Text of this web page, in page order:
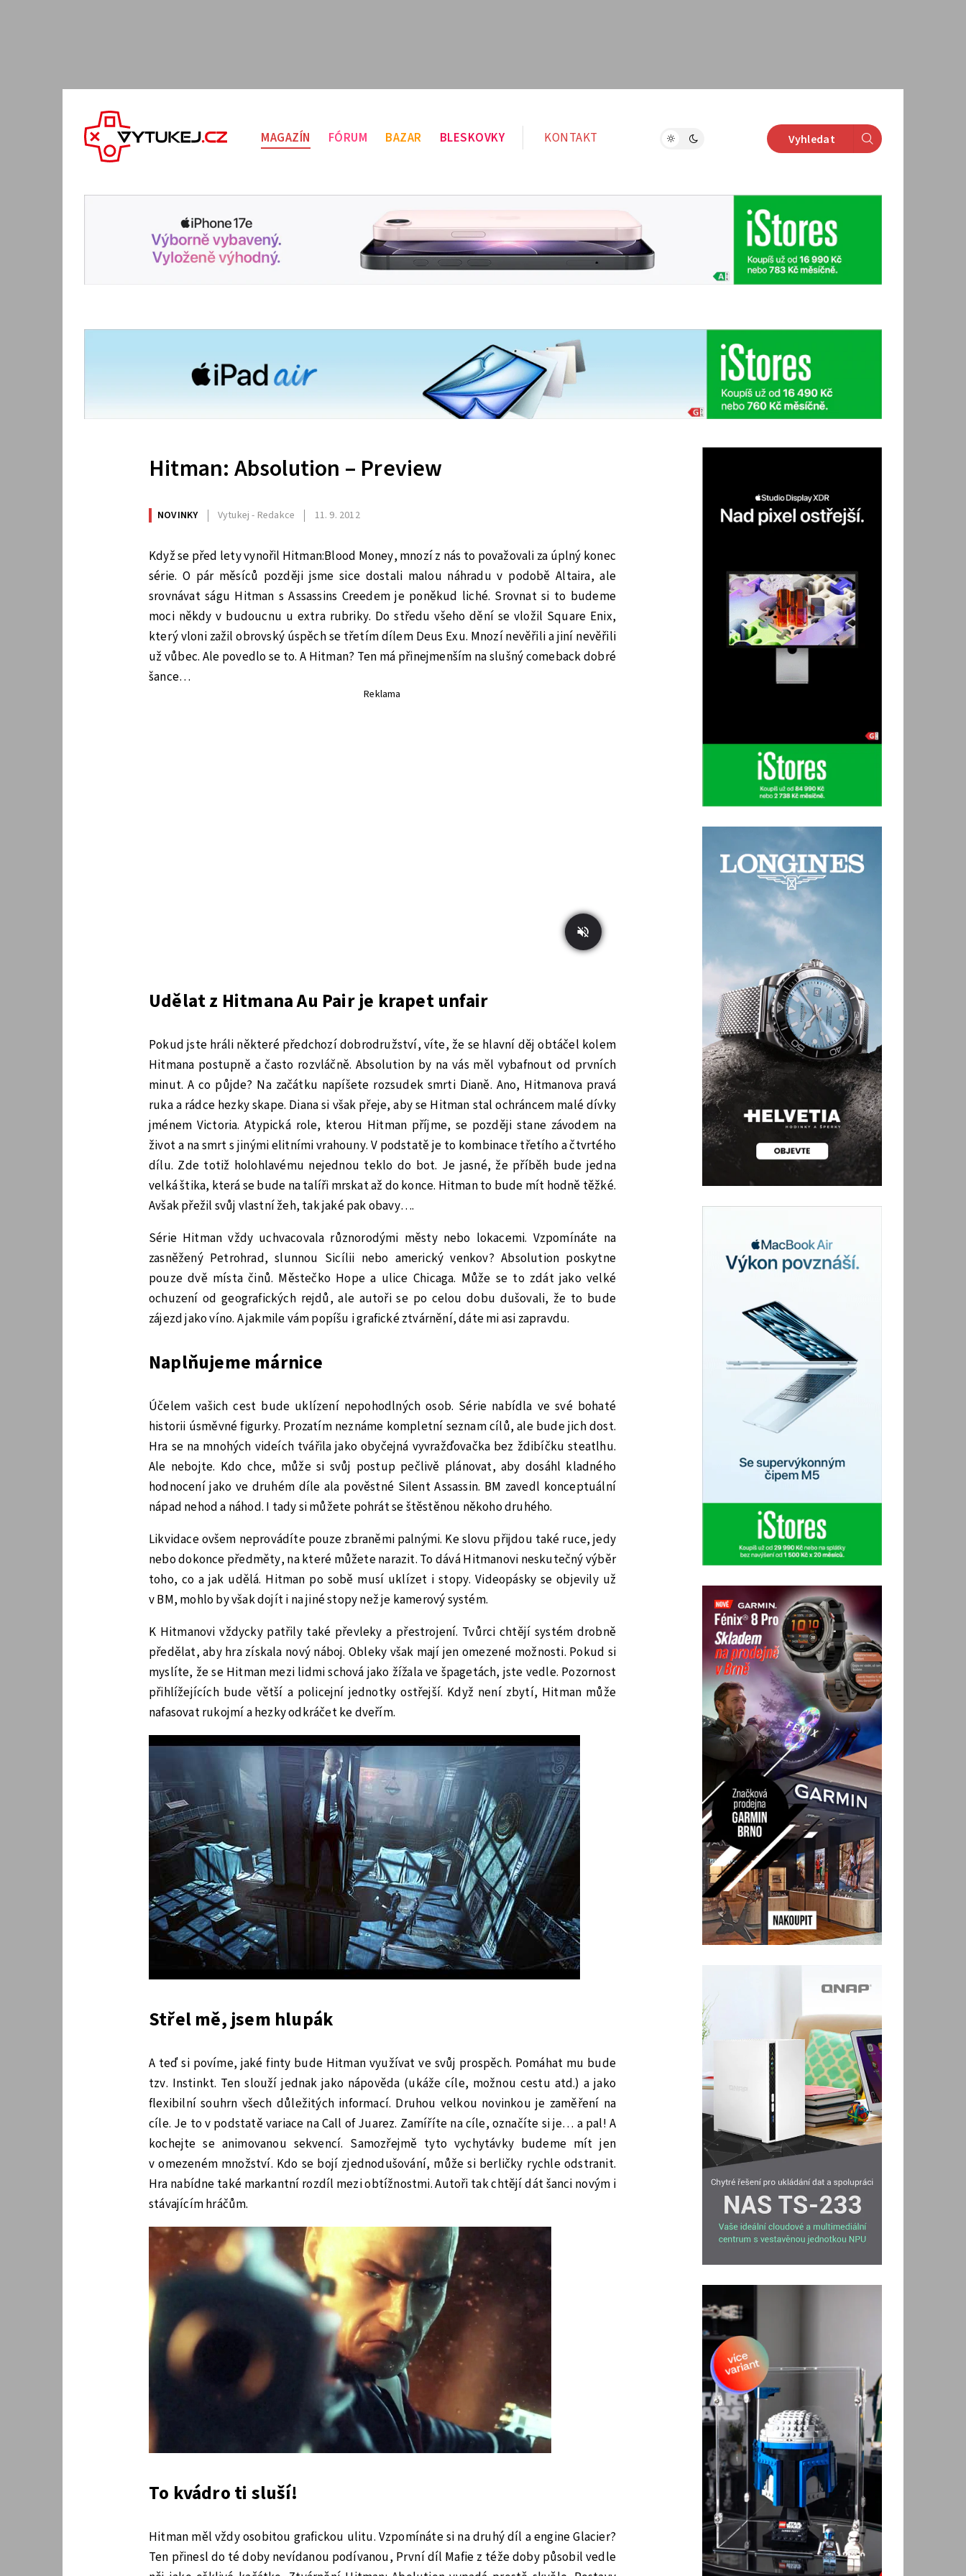
MAGAZÍN FÓRUM BAZAR BLESKOVKY KONTAKT Vyhledat
Hitman: Absolution – Preview
NOVINKY Vytukej - Redakce 11. 9. 2012
Když se před lety vynořil Hitman:Blood Money, mnozí z nás to považovali za úplný konec
série. O pár měsíců později jsme sice dostali malou náhradu v podobě Altaira, ale
srovnávat ságu Hitman s Assassins Creedem je poněkud liché. Srovnat si to budeme
moci někdy v budoucnu u extra rubriky. Do středu všeho dění se vložil Square Enix,
který vloni zažil obrovský úspěch se třetím dílem Deus Exu. Mnozí nevěřili a jiní nevěřili
už vůbec. Ale povedlo se to. A Hitman? Ten má přinejmenším na slušný comeback dobré
šance…
Reklama
Udělat z Hitmana Au Pair je krapet unfair
Pokud jste hráli některé předchozí dobrodružství, víte, že se hlavní děj obtáčel kolem
Hitmana postupně a často rozvláčně. Absolution by na vás měl vybafnout od prvních
minut. A co půjde? Na začátku napíšete rozsudek smrti Dianě. Ano, Hitmanova pravá
ruka a rádce hezky skape. Diana si však přeje, aby se Hitman stal ochráncem malé dívky
jménem Victoria. Atypická role, kterou Hitman příjme, se později stane závodem na
život a na smrt s jinými elitními vrahouny. V podstatě je to kombinace třetího a čtvrtého
dílu. Zde totiž holohlavému nejednou teklo do bot. Je jasné, že příběh bude jedna
velká štika, která se bude na talíři mrskat až do konce. Hitman to bude mít hodně těžké.
Avšak přežil svůj vlastní žeh, tak jaké pak obavy….
Série Hitman vždy uchvacovala různorodými městy nebo lokacemi. Vzpomínáte na
zasněžený Petrohrad, slunnou Sicílii nebo americký venkov? Absolution poskytne
pouze dvě místa činů. Městečko Hope a ulice Chicaga. Může se to zdát jako velké
ochuzení od geografických rejdů, ale autoři se po celou dobu dušovali, že to bude
zájezd jako víno. A jakmile vám popíšu i grafické ztvárnění, dáte mi asi zapravdu.
Naplňujeme márnice
Účelem vašich cest bude uklízení nepohodlných osob. Série nabídla ve své bohaté
historii úsměvné figurky. Prozatím neznáme kompletní seznam cílů, ale bude jich dost.
Hra se na mnohých videích tvářila jako obyčejná vyvražďovačka bez ždibíčku steatlhu.
Ale nebojte. Kdo chce, může si svůj postup pečlivě plánovat, aby dosáhl kladného
hodnocení jako ve druhém díle ala pověstné Silent Assassin. BM zavedl konceptuální
nápad nehod a náhod. I tady si můžete pohrát se štěstěnou někoho druhého.
Likvidace ovšem neprovádíte pouze zbraněmi palnými. Ke slovu přijdou také ruce, jedy
nebo dokonce předměty, na které můžete narazit. To dává Hitmanovi neskutečný výběr
toho, co a jak udělá. Hitman po sobě musí uklízet i stopy. Videopásky se objevily už
v BM, mohlo by však dojít i na jiné stopy než je kamerový systém.
K Hitmanovi vždycky patřily také převleky a přestrojení. Tvůrci chtějí systém drobně
předělat, aby hra získala nový náboj. Obleky však mají jen omezené možnosti. Pokud si
myslíte, že se Hitman mezi lidmi schová jako žížala ve špagetách, jste vedle. Pozornost
přihlížejících bude větší a policejní jednotky ostřejší. Když není zbytí, Hitman může
nafasovat rukojmí a hezky odkráčet ke dveřím.
Střel mě, jsem hlupák
A teď si povíme, jaké finty bude Hitman využívat ve svůj prospěch. Pomáhat mu bude
tzv. Instinkt. Ten slouží jednak jako nápověda (ukáže cíle, možnou cestu atd.) a jako
flexibilní souhrn všech důležitých informací. Druhou velkou novinkou je zaměření na
cíle. Je to v podstatě variace na Call of Juarez. Zamíříte na cíle, označíte si je… a pal! A
kochejte se animovanou sekvencí. Samozřejmě tyto vychytávky budeme mít jen
v omezeném množství. Kdo se bojí zjednodušování, může si berličky rychle odstranit.
Hra nabídne také markantní rozdíl mezi obtížnostmi. Autoři tak chtějí dát šanci novým i
stávajícím hráčům.
To kvádro ti sluší!
Hitman měl vždy osobitou grafickou ulitu. Vzpomínáte si na druhý díl a engine Glacier?
Ten přinesl do té doby nevídanou podívanou, První díl Mafie z téže doby působil vedle